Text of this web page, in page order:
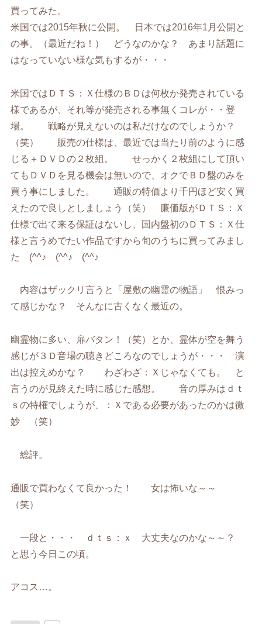
買ってみた。
米国では2015年秋に公開。 日本では2016年1月公開と
の事。（最近だね！） どうなのかな？ あまり話題に
はなっていない様な気もするが・・・
米国ではＤＴＳ：Ｘ仕様のＢＤは何枚か発売されている
様であるが、それ等が発売される事無くコレが・・登
場。 戦略が見えないのは私だけなのでしょうか？
（笑） 販売の仕様は、最近では当たり前のように感
じる＋ＤＶＤの２枚組。 せっかく２枚組にして頂い
てもＤＶＤを見る機会は無いので、オクでＢＤ盤のみを
買う事にしました。 通販の特価より千円ほど安く買
えたので良しとしましょう（笑） 廉価版がＤＴＳ：Ｘ
仕様で出て来る保証はないし、国内盤初のＤＴＳ：Ｘ仕
様と言うめでたい作品ですから旬のうちに買ってみまし
た (^^♪ (^^♪ (^^♪
内容はザックリ言うと「屋敷の幽霊の物語」 恨みっ
て感じかな？ そんなに古くなく最近の。
幽霊物に多い、扉バタン！（笑）とか、霊体が空を舞う
感じが３Ｄ音場の聴きどころなのでしょうが・・・ 演
出は控えめかな？ わざわざ：Ｘじゃなくても。 と
言うのが見終えた時に感じた感想。 音の厚みはｄｔ
ｓの特権でしょうが、：Ｘである必要があったのかは微
妙 （笑）
総評。
通販で買わなくて良かった！ 女は怖いな～～
（笑）
一段と・・・ ｄｔｓ：ｘ 大丈夫なのかな～～？
と思う今日この頃。
アコス…。